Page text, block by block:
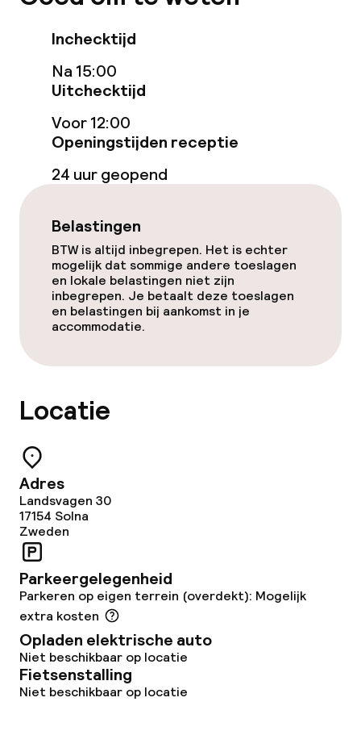
Eet- en drinkdiensten
Ontbijtbuffet
Schoonmaakvoorzieningen
Wasservice
Beleid
Overal rookvrij
Inchecktijd
Na 15:00
Uitchecktijd
Voor 12:00
Openingstijden receptie
24 uur geopend
Belastingen
BTW is altijd inbegrepen. Het is echter
mogelijk dat sommige andere toeslagen
en lokale belastingen niet zijn
inbegrepen. Je betaalt deze toeslagen
en belastingen bij aankomst in je
accommodatie.
Locatie
Adres
Landsvagen 30
17154 Solna
Zweden
Parkeergelegenheid
Parkeren op eigen terrein (overdekt): Mogelijk
extra kosten
Opladen elektrische auto
Niet beschikbaar op locatie
Fietsenstalling
Niet beschikbaar op locatie